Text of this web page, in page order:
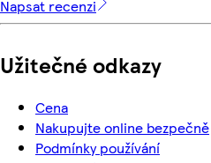
Napsat recenzi
Užitečné odkazy
Cena
Nakupujte online bezpečně
Podmínky používání